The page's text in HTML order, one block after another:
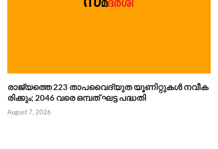
രാജ്യത്തെ 223 താപവൈദ്യുത യൂണിറ്റുകൾ നവീക
രിക്കും; 2046 വരെ ഒമ്പത് ഘട്ട പദ്ധതി
August 7, 2026